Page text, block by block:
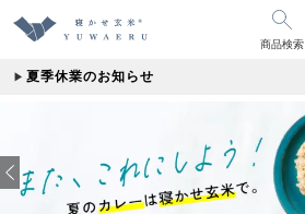
商品検索
夏季休業のお知らせ